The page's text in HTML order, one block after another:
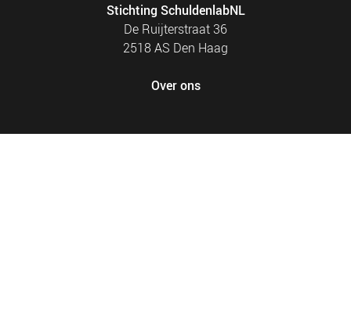
Stichting SchuldenlabNL
De Ruijterstraat 36
2518 AS Den Haag
Over ons